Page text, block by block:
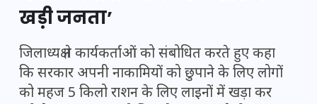
खड़ी जनता’
जिलाध्यक्ष ने कार्यकर्ताओं को संबोधित करते हुए कहा
कि सरकार अपनी नाकामियों को छुपाने के लिए लोगों
को महज 5 किलो राशन के लिए लाइनों में खड़ा कर